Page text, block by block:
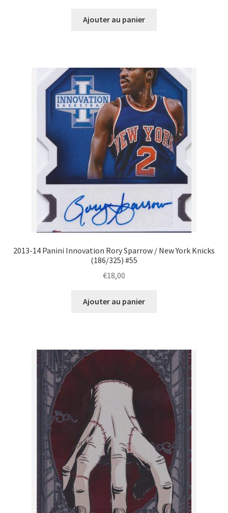
Ajouter au panier
2013-14 Panini Innovation Rory Sparrow / New York Knicks
(186/325) #55
€18,00
Ajouter au panier